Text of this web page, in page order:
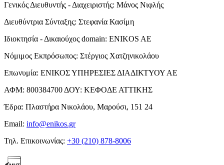
Γενικός Διευθυντής - Διαχειριστής: Μάνος Νιφλής
Διευθύντρια Σύνταξης: Στεφανία Κασίμη
Ιδιοκτησία - Δικαιούχος domain: ENIKOS AE
Νόμιμος Εκπρόσωπος: Στέργιος Χατζηνικολάου
Επωνυμία: ΕΝΙΚΟΣ ΥΠΗΡΕΣΙΕΣ ΔΙΑΔΙΚΤΥΟΥ ΑΕ
ΑΦΜ: 800384700 ΔΟΥ: ΚΕΦΟΔΕ ΑΤΤΙΚΗΣ
Έδρα: Πλαστήρα Νικολάου, Μαρούσι, 151 24
Email: info@enikos.gr
Τηλ. Επικοινωνίας: +30 (210) 878-8006